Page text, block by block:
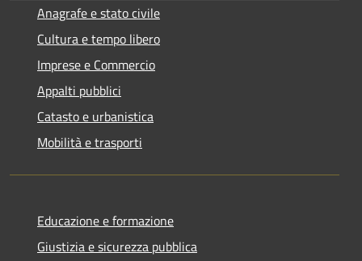
Anagrafe e stato civile
Cultura e tempo libero
Imprese e Commercio
Appalti pubblici
Catasto e urbanistica
Mobilità e trasporti
Educazione e formazione
Giustizia e sicurezza pubblica